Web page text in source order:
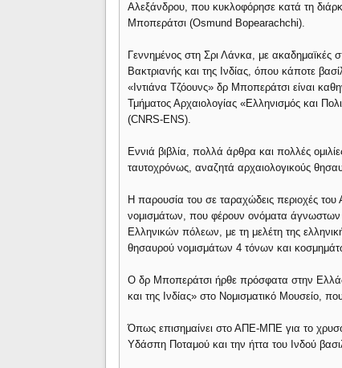
Αλεξάνδρου, που κυκλοφόρησε κατά τη
Μποπεράτσι (Osmund Bopearachchi).
Γεννημένος στη Σρι Λάνκα, με ακαδημαϊκές
Βακτριανής και της Ινδίας, όπου κάποτε
«Ιντιάνα Τζόουνς» δρ Μποπεράτσι είναι
Τμήματος Αρχαιολογίας «Ελληνισμός και
(CNRS-ENS).
Εννιά βιβλία, πολλά άρθρα και πολλές
ταυτοχρόνως, αναζητά αρχαιολογικούς
Η παρουσία του σε ταραχώδεις περιοχές
νομισμάτων, που φέρουν ονόματα άγνωστων
Ελληνικών πόλεων, με τη μελέτη της
θησαυρού νομισμάτων 4 τόνων και
Ο δρ Μποπεράτσι ήρθε πρόσφατα στην
και της Ινδίας» στο Νομισματικό Μουσείο,
Όπως επισημαίνει στο ΑΠΕ-ΜΠΕ για το χρυσό
Υδάσπη Ποταμού και την ήττα του Ινδού